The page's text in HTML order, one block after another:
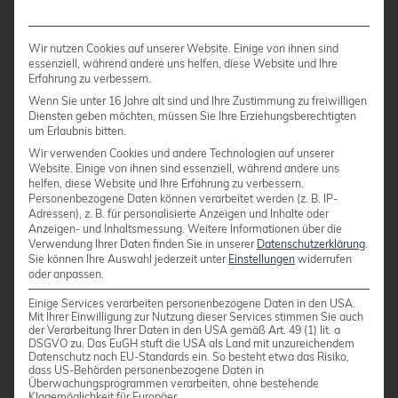
Support-Komplexität:Verschiedene
Ansprechpartner für unterschiedliche
Komponenten
Implementierungsaufwand:Höhere
Anforderungen an technische Expertise
Schulungsbedarf:Mitarbeiter müssen in
Open-Source-Technologien eingearbeitet
werden
Kompatibilitätsprüfung:Sorgfältige
Integration verschiedener Open-Source-
Komponenten
Diese Herausforderungen lassen sich durch
strategische Planung bewältigen. Professioneller
Linux-&-Open-Source-Support von
Wir nutzen Cookies auf unserer Website. Einige von ihnen sind
essenziell, während andere uns helfen, diese Website und Ihre
Erfahrung zu verbessern.
Wenn Sie unter 16 Jahre alt sind und Ihre Zustimmung zu freiwilligen
Diensten geben möchten, müssen Sie Ihre Erziehungsberechtigten
um Erlaubnis bitten.
Wir verwenden Cookies und andere Technologien auf unserer
Website. Einige von ihnen sind essenziell, während andere uns
helfen, diese Website und Ihre Erfahrung zu verbessern.
Personenbezogene Daten können verarbeitet werden (z. B. IP-
Adressen), z. B. für personalisierte Anzeigen und Inhalte oder
Anzeigen- und Inhaltsmessung. Weitere Informationen über die
Verwendung Ihrer Daten finden Sie in unserer Datenschutzerklärung
Sie können Ihre Auswahl jederzeit unter Einstellungen widerrufen
oder anpassen.
Einige Services verarbeiten personenbezogene Daten in den USA.
Mit Ihrer Einwilligung zur Nutzung dieser Services stimmen Sie auch
der Verarbeitung Ihrer Daten in den USA gemäß Art. 49 (1) lit. a
DSGVO zu. Das EuGH stuft die USA als Land mit unzureichendem
Datenschutz nach EU-Standards ein. So besteht etwa das Risiko,
dass US-Behörden personenbezogene Daten in
Überwachungsprogrammen verarbeiten, ohne bestehende